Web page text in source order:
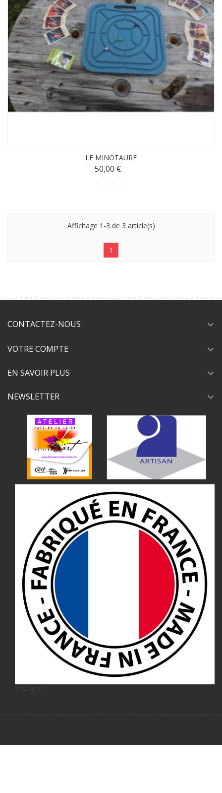
LE MINOTAURE
50,00 €
Affichage 1-3 de 3 article(s)
1
CONTACTEZ-NOUS expand_more
VOTRE COMPTE expand_more
EN SAVOIR PLUS expand_more
NEWSLETTER expand_more